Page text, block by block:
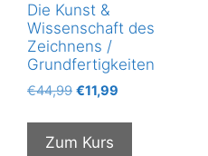
Die Kunst &
Wissenschaft des
Zeichnens /
Grundfertigkeiten
€44,99 Ursprünglicher
war:
€44,99
€11,99
ist:
Zum Kurs